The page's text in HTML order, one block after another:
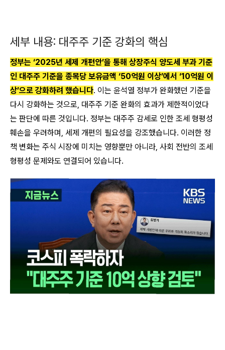
세부 내용: 대주주 기준 강화의 핵심
정부는 ‘2025년 세제 개편안’을 통해 상장주식 양도세 부과 기준
인 대주주 기준을 종목당 보유금액 ‘50억원 이상’에서 ‘10억원 이
상’으로 강화하려 했습니다. 이는 윤석열 정부가 완화했던 기준을
다시 강화하는 것으로, 대주주 기준 완화의 효과가 제한적이었다
는 판단에 따른 것입니다. 정부는 대주주 감세로 인한 조세 형평성
훼손을 우려하며, 세제 개편의 필요성을 강조했습니다. 이러한 정
책 변화는 주식 시장에 미치는 영향뿐만 아니라, 사회 전반의 조세
형평성 문제와도 연결되어 있습니다.